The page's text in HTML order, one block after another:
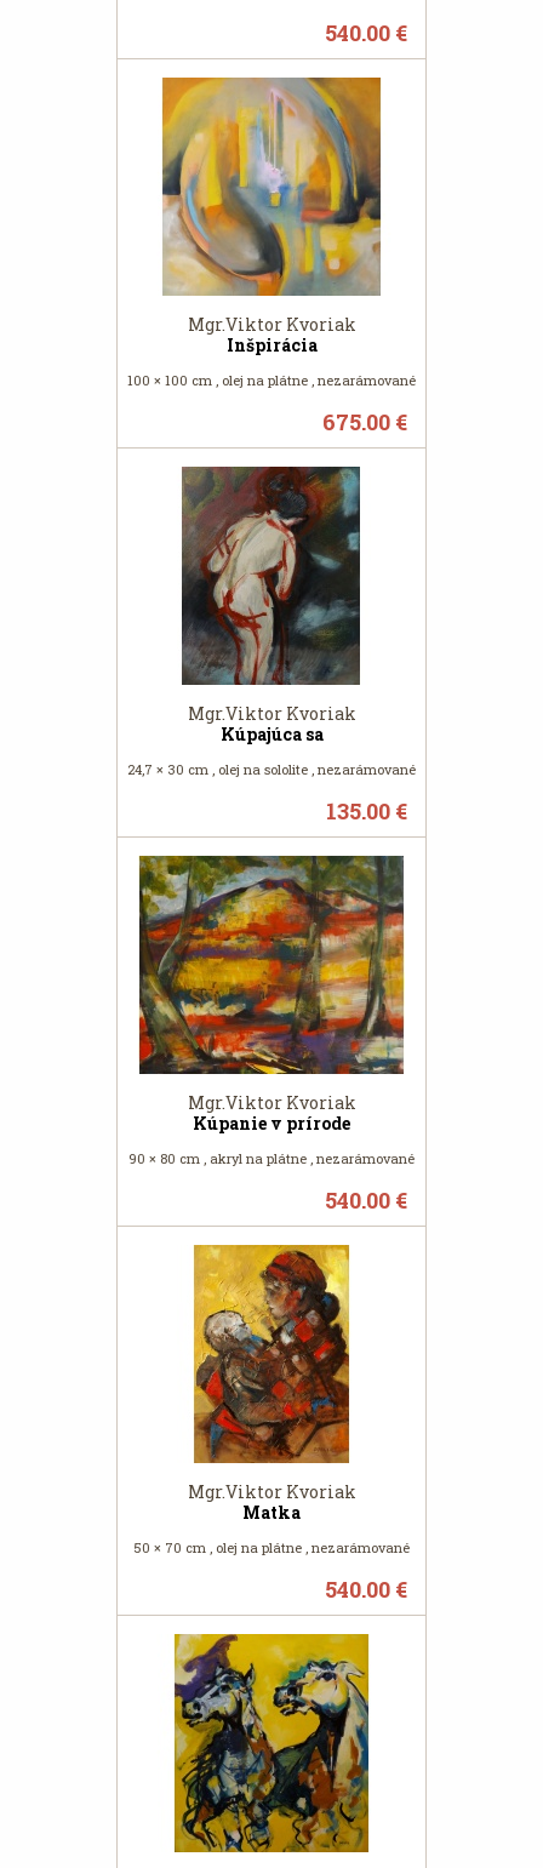
540.00 €
Mgr.Viktor Kvoriak
Inšpirácia
100 × 100 cm , olej na plátne , nezarámované
675.00 €
Mgr.Viktor Kvoriak
Kúpajúca sa
24,7 × 30 cm , olej na sololite , nezarámované
135.00 €
Mgr.Viktor Kvoriak
Kúpanie v prírode
90 × 80 cm , akryl na plátne , nezarámované
540.00 €
Mgr.Viktor Kvoriak
Matka
50 × 70 cm , olej na plátne , nezarámované
540.00 €